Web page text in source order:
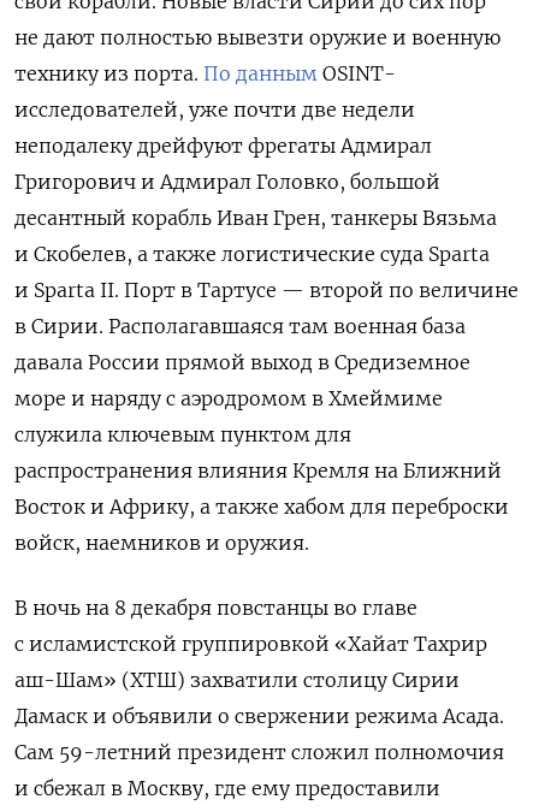
не дают полностью вывезти оружие и военную
технику из порта. По данным OSINT-
исследователей, уже почти две недели
неподалеку дрейфуют фрегаты Адмирал
Григорович и Адмирал Головко, большой
десантный корабль Иван Грен, танкеры Вязьма
и Скобелев, а также логистические суда Sparta
и Sparta II. Порт в Тартусе — второй по величине
в Сирии. Располагавшаяся там военная база
давала России прямой выход в Средиземное
море и наряду с аэродромом в Хмеймиме
служила ключевым пунктом для
распространения влияния Кремля на Ближний
Восток и Африку, а также хабом для переброски
войск, наемников и оружия.
В ночь на 8 декабря повстанцы во главе
с исламистской группировкой «Хайат Тахрир
аш-Шам» (ХТШ) захватили столицу Сирии
Дамаск и объявили о свержении режима Асада.
Сам 59-летний президент сложил полномочия
и сбежал в Москву, где ему предоставили